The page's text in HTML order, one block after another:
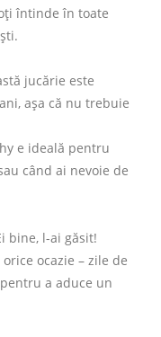
întinde în toate
jucărie este
așa că nu trebuie
e ideală pentru
când ai nevoie de
bine, l-ai găsit!
ocazie – zile de
a aduce un